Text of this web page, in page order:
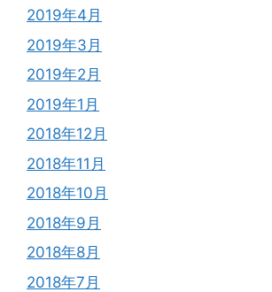
2019年4月
2019年3月
2019年2月
2019年1月
2018年12月
2018年11月
2018年10月
2018年9月
2018年8月
2018年7月